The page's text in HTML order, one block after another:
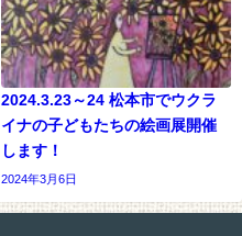
2024.3.23～24 松本市でウクラ
イナの子どもたちの絵画展開催
します！
2024年3月6日